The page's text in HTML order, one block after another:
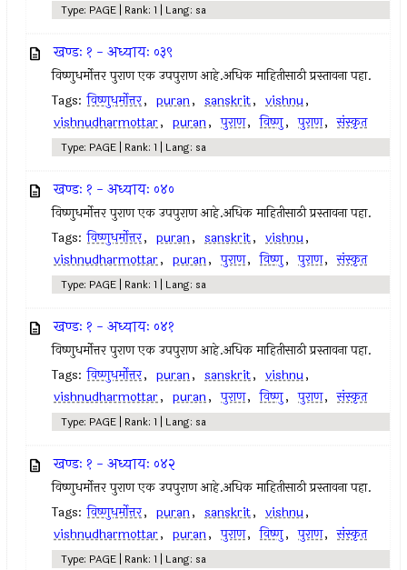
Type: PAGE | Rank: 1 | Lang: sa
खण्डः १ - अध्यायः ०३९
विष्णुधर्मोत्तर पुराण एक उपपुराण आहे.अधिक माहितीसाठी प्रस्तावना पहा.
Tags: विष्णुधर्मोत्तर, puran, sanskrit, vishnu,
vishnudharmottar, puran, पुराण, विष्णु, पुराण, संस्कृत
Type: PAGE | Rank: 1 | Lang: sa
खण्डः १ - अध्यायः ०४०
विष्णुधर्मोत्तर पुराण एक उपपुराण आहे.अधिक माहितीसाठी प्रस्तावना पहा.
Tags: विष्णुधर्मोत्तर, puran, sanskrit, vishnu,
vishnudharmottar, puran, पुराण, विष्णु, पुराण, संस्कृत
Type: PAGE | Rank: 1 | Lang: sa
खण्डः १ - अध्यायः ०४१
विष्णुधर्मोत्तर पुराण एक उपपुराण आहे.अधिक माहितीसाठी प्रस्तावना पहा.
Tags: विष्णुधर्मोत्तर, puran, sanskrit, vishnu,
vishnudharmottar, puran, पुराण, विष्णु, पुराण, संस्कृत
Type: PAGE | Rank: 1 | Lang: sa
खण्डः १ - अध्यायः ०४२
विष्णुधर्मोत्तर पुराण एक उपपुराण आहे.अधिक माहितीसाठी प्रस्तावना पहा.
Tags: विष्णुधर्मोत्तर, puran, sanskrit, vishnu,
vishnudharmottar, puran, पुराण, विष्णु, पुराण, संस्कृत
Type: PAGE | Rank: 1 | Lang: sa